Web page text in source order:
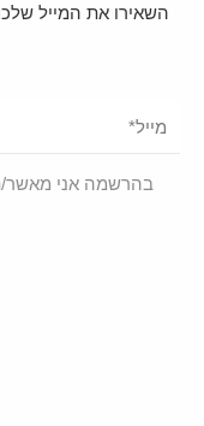
השאירו את המייל
בהרשמה אני מאשר/ת